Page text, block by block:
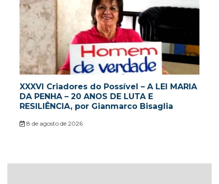
XXXVI Criadores do Possível – A LEI MARIA
DA PENHA – 20 ANOS DE LUTA E
RESILIÊNCIA, por Gianmarco Bisaglia
8 de agosto de 2026